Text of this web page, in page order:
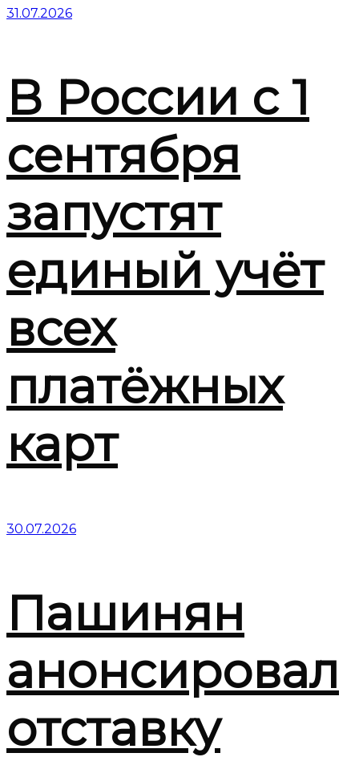
31.07.2026
В России с 1
сентября
запустят
единый учёт
всех
платёжных
карт
30.07.2026
Пашинян
анонсировал
отставку